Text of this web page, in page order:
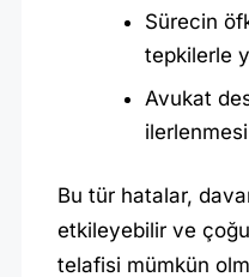
Sürecin
tepkilerle
Avukat
ilerlenmesi
Bu tür hatalar,
etkileyebilir ve
telafisi mümkün